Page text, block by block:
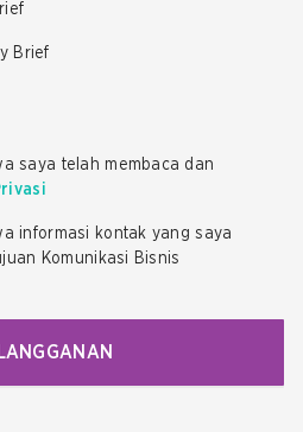
Brief
saya telah membaca dan
informasi kontak yang saya
Komunikasi Bisnis